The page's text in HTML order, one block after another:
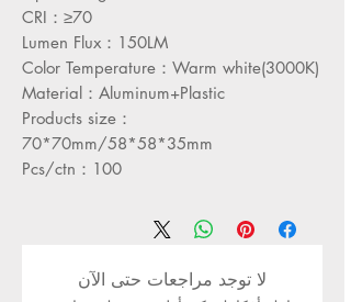
CRI：≥70
Lumen Flux：150LM
Color Temperature：Warm white(3000K)
Material：Aluminum+Plastic
Products size：
70*70mm/58*58*35mm
Pcs/ctn：100
لا توجد مراجعات حتى الآن